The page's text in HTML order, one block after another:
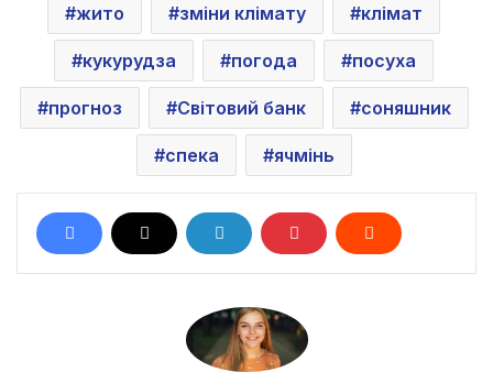
жито зміни клімату клімат
кукурудза погода посуха
прогноз Світовий банк соняшник
спека ячмінь